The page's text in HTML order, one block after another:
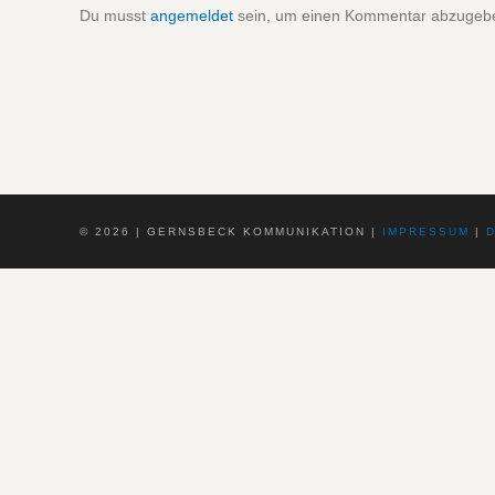
Du musst angemeldet sein, um einen Kommentar
© 2026 | GERNSBECK KOMMUNIKATION | IMPRESSUM |